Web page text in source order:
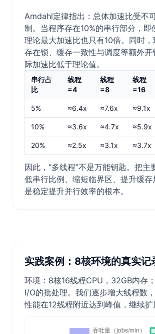
Amdahl定律指出：总体加速比受不
制。当程序存在10%的串行部分，即
理论最大加速比也只有10倍。同时
存在锁、缓存一致性与调度等额外开
际加速比低于理论值。
串行占
比
线程
=4
线程
=8
线程
=16
5% ≈6.4x ≈7.6x ≈9.1x
10% ≈3.6x ≈4.7x ≈5.9x
20% ≈2.5x ≈3.1x ≈3.7x
因此，“多线程”不是万能钥匙。把主
低串行比例、缩短临界区、提升缓存
是稳定提升并行效率的根本。
实践案例：8核环境的真实记
环境：8核16线程CPU，32GB内存
I/O的批处理。我们逐步增大线程数
性能在12线程附近达到峰值，继续扩